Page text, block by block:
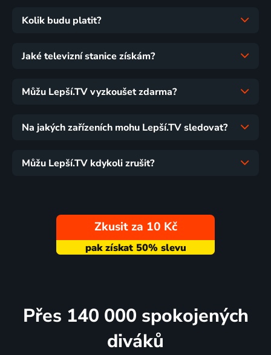
Kolik budu platit?
Jaké televizní stanice získám?
Můžu Lepší.TV vyzkoušet zdarma?
Na jakých zařízeních mohu Lepší.TV sledovat?
Můžu Lepší.TV kdykoli zrušit?
Zkusit za 10 Kč
Přes 140 000 spokojených
diváků